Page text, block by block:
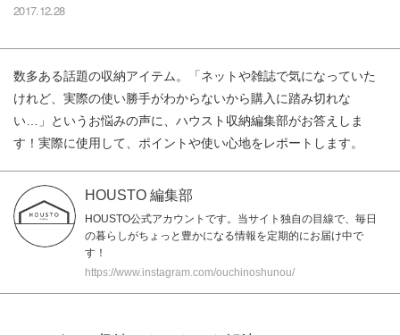
2017.12.28
数多ある話題の収納アイテム。「ネットや雑誌で気になっていた
けれど、実際の使い勝手がわからないから購入に踏み切れな
い…」というお悩みの声に、ハウスト収納編集部がお答えしま
す！実際に使用して、ポイントや使い心地をレポートします。
HOUSTO 編集部
HOUSTO公式アカウントです。当サイト独自の目線で、毎日
の暮らしがちょっと豊かになる情報を定期的にお届け中で
す！
https://www.instagram.com/ouchinoshunou/